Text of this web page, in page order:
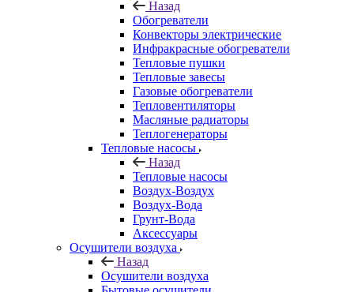
Назад
Обогреватели
Конвекторы электрические
Инфракрасные обогреватели
Тепловые пушки
Тепловые завесы
Газовые обогреватели
Тепловентиляторы
Масляные радиаторы
Теплогенераторы
Тепловые насосы
Назад
Тепловые насосы
Воздух-Воздух
Воздух-Вода
Грунт-Вода
Аксессуары
Осушители воздуха
Назад
Осушители воздуха